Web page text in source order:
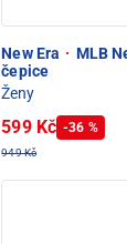
New Era · MLB
čepice
Ženy
599 Kč -36 %
949 Kč